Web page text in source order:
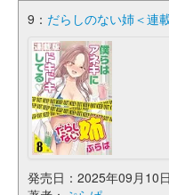
9： だらしのない姉＜連
発売日：2025年09月10日